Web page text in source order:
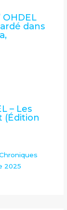
OHDEL
dans
– Les
(Édition